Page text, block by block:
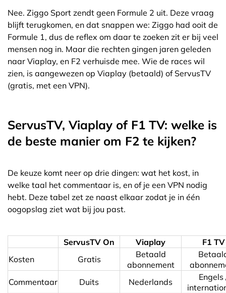
Nee. Ziggo Sport zendt geen Formule 2 uit. Deze vraag
blijft terugkomen, en dat snappen we: Ziggo had ooit de
Formule 1, dus de reflex om daar te zoeken zit er bij veel
mensen nog in. Maar die rechten gingen jaren geleden
naar Viaplay, en F2 verhuisde mee. Wie de races wil
zien, is aangewezen op Viaplay (betaald) of ServusTV
(gratis, met een VPN).
ServusTV, Viaplay of F1 TV: welke is
de beste manier om F2 te kijken?
De keuze komt neer op drie dingen: wat het kost, in
welke taal het commentaar is, en of je een VPN nodig
hebt. Deze tabel zet ze naast elkaar zodat je in één
oogopslag ziet wat bij jou past.
ServusTV On Viaplay
F1 TV
Kosten
Gratis
Betaald
abonnement
Commentaar
Duits Nederlands
Engels